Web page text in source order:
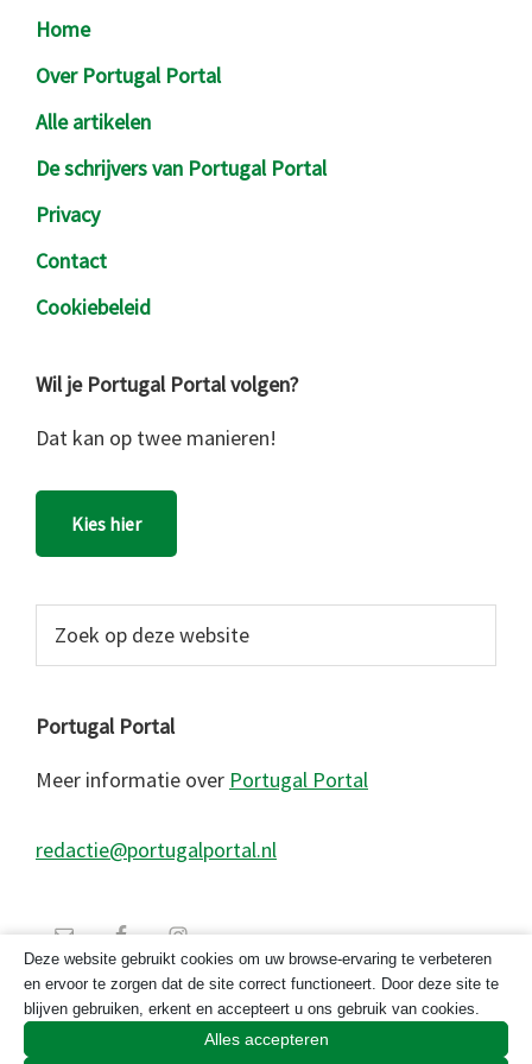
Footer
Home
Over Portugal Portal
Alle artikelen
De schrijvers van Portugal Portal
Privacy
Contact
Cookiebeleid
Wil je Portugal Portal volgen?
Dat kan op twee manieren!
Kies hier
website
Portugal Portal
Meer informatie over Portugal Portal
redactie@portugalportal.nl
Deze website gebruikt cookies om uw browse-ervaring te verbeteren
en ervoor te zorgen dat de site correct functioneert. Door deze site te
blijven gebruiken, erkent en accepteert u ons gebruik van cookies.
Alles accepteren